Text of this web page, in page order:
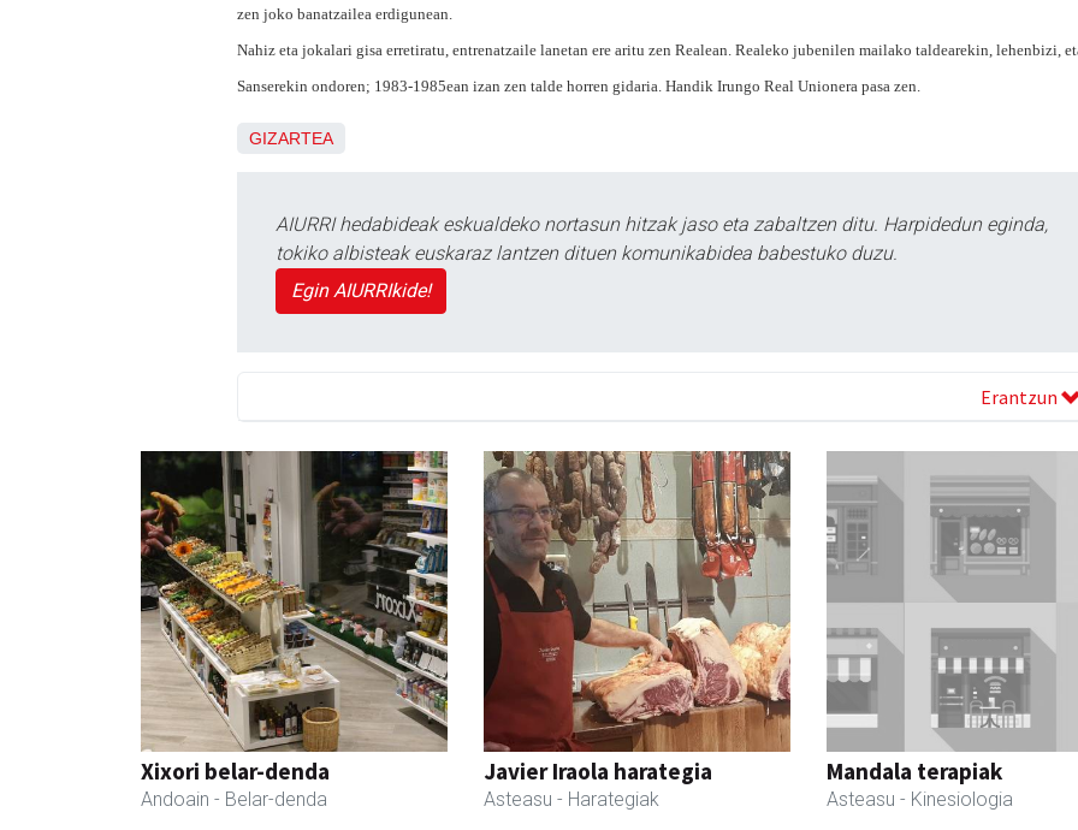
zen joko banatzailea erdigunean.
Nahiz eta jokalari gisa erretiratu, entrenatzaile lanetan ere aritu zen Realean. Realeko jubenilen mailako taldearekin, lehenbizi,
Sanserekin ondoren; 1983-1985ean izan zen talde horren gidaria. Handik Irungo Real Unionera pasa zen.
GIZARTEA
AIURRI hedabideak eskualdeko nortasun hitzak jaso eta zabaltzen ditu. Harpidedun eginda,
tokiko albisteak euskaraz lantzen dituen komunikabidea babestuko duzu.
Egin AIURRIkide!
Erantzun
Xixori belar-denda
Andoain - Belar-denda
Javier Iraola harategia
Asteasu - Harategiak
Mandala terapiak
Asteasu - Kinesiologia